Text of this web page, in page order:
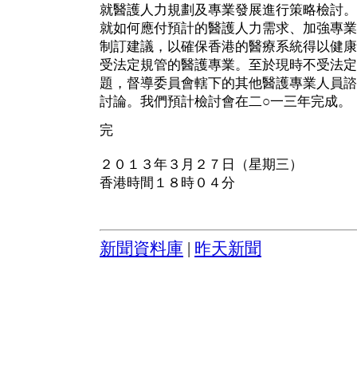
就醫護人力規劃及專業發展進行策略檢討
就如何應付預計的醫護人力需求、加強專
制訂建議，以確保香港的醫療系統得以健
受法定規管的醫護專業。至於現時不受法
題，督導委員會轄下的其他醫護專業人員
討論。我們預計檢討會在二○一三年完成。
完
２０１３年３月２７日（星期三）
香港時間１８時０４分
新聞資料庫 昨天新聞